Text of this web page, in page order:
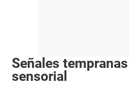
Señales
sensorial